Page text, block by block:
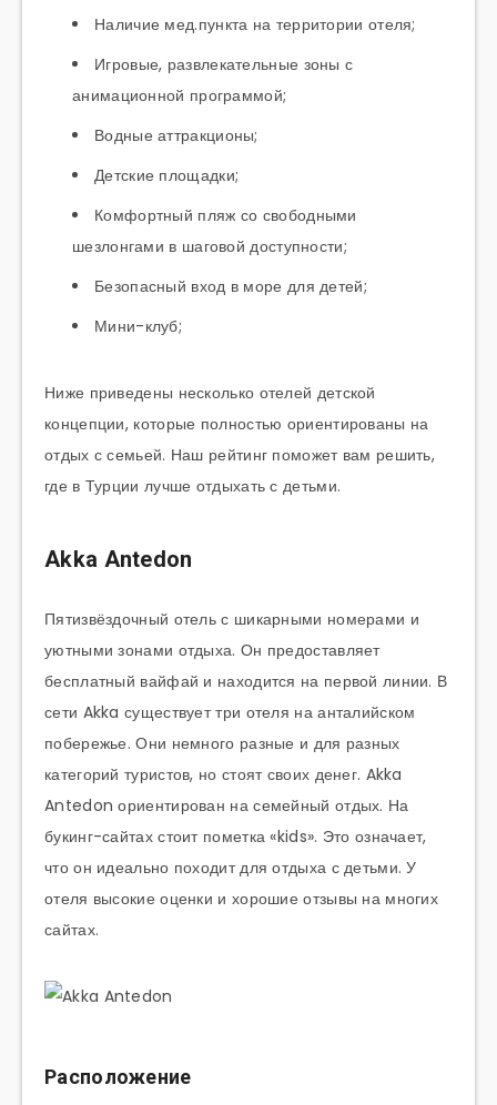
Наличие мед.пункта на территории отеля;
Игровые, развлекательные зоны с
анимационной программой;
Водные аттракционы;
Детские площадки;
Комфортный пляж со свободными
шезлонгами в шаговой доступности;
Безопасный вход в море для детей;
Мини-клуб;
Ниже приведены несколько отелей детской
концепции, которые полностью ориентированы на
отдых с семьей. Наш рейтинг поможет вам решить,
где в Турции лучше отдыхать с детьми.
Akka Antedon
Пятизвёздочный отель с шикарными номерами и
уютными зонами отдыха. Он предоставляет
бесплатный вайфай и находится на первой линии. В
сети Akka существует три отеля на анталийском
побережье. Они немного разные и для разных
категорий туристов, но стоят своих денег. Akka
Antedon ориентирован на семейный отдых. На
букинг-сайтах стоит пометка «kids». Это означает,
что он идеально походит для отдыха с детьми. У
отеля высокие оценки и хорошие отзывы на многих
сайтах.
Расположение